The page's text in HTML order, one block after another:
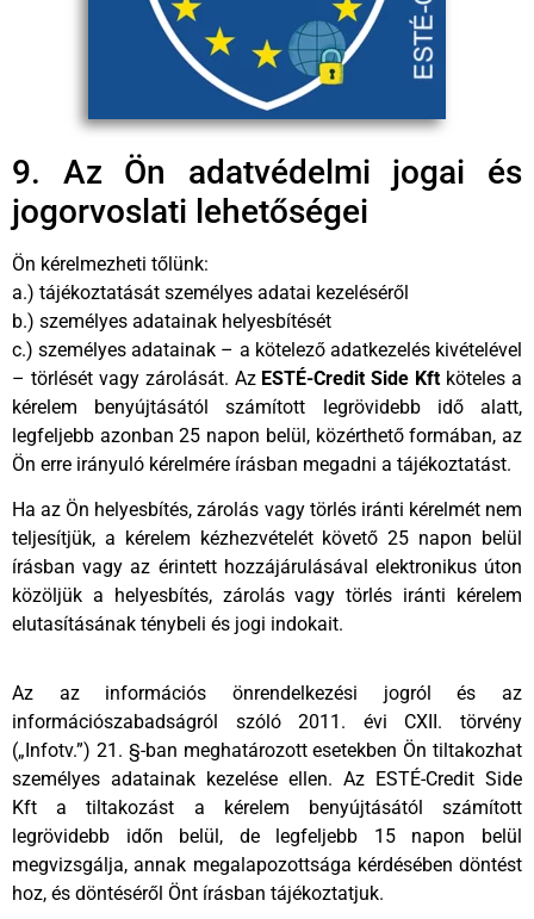
9. Az Ön adatvédelmi jogai és
jogorvoslati lehetőségei
Ön kérelmezheti tőlünk:
a.) tájékoztatását személyes adatai kezeléséről
b.) személyes adatainak helyesbítését
c.) személyes adatainak – a kötelező adatkezelés kivételével
– törlését vagy zárolását. Az ESTÉ-Credit Side Kft köteles a
kérelem benyújtásától számított legrövidebb idő alatt,
legfeljebb azonban 25 napon belül, közérthető formában, az
Ön erre irányuló kérelmére írásban megadni a tájékoztatást.
Ha az Ön helyesbítés, zárolás vagy törlés iránti kérelmét nem
teljesítjük, a kérelem kézhezvételét követő 25 napon belül
írásban vagy az érintett hozzájárulásával elektronikus úton
közöljük a helyesbítés, zárolás vagy törlés iránti kérelem
elutasításának ténybeli és jogi indokait.
Az az információs önrendelkezési jogról és az
információszabadságról szóló 2011. évi CXII. törvény
(„Infotv.”) 21. §-ban meghatározott esetekben Ön tiltakozhat
személyes adatainak kezelése ellen. Az ESTÉ-Credit Side
Kft a tiltakozást a kérelem benyújtásától számított
legrövidebb időn belül, de legfeljebb 15 napon belül
megvizsgálja, annak megalapozottsága kérdésében döntést
hoz, és döntéséről Önt írásban tájékoztatjuk.